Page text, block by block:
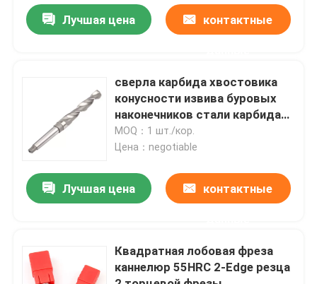
О нас
Контроль качества
Свяжитесь с нами
Новости
Вставки карбида вольфрама
Лучшая цена контактные
сверла карбида хвостовика
конусности извива буровых
наконечников стали карбида
16мм для металла
MOQ：1 шт./кор.
Цена：negotiable
Лучшая цена контактные
Квадратная лобовая фреза
каннелюр 55HRC 2-Edge резца